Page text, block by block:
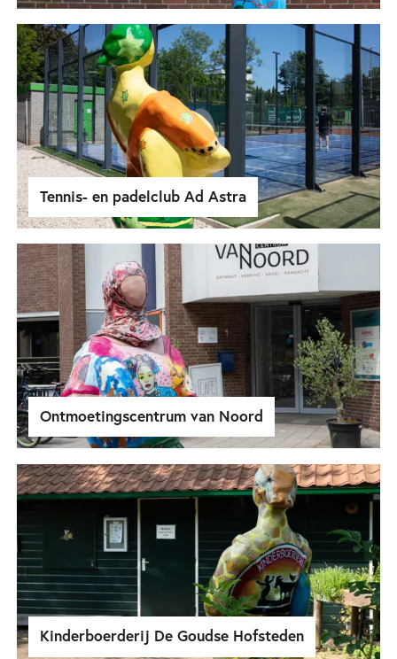
Tennis- en padelclub Ad Astra
Ontmoetingscentrum van Noord
Kinderboerderij De Goudse Hofsteden